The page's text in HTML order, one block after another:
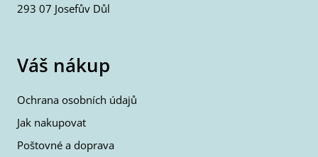
293 07 Josefův Důl
Váš nákup
Ochrana osobních údajů
Jak nakupovat
Poštovné a doprava